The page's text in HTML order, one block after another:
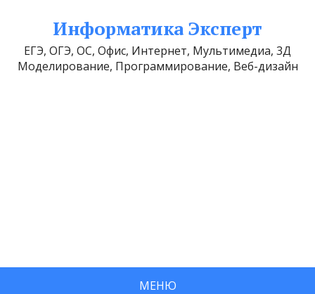
Информатика Эксперт
ЕГЭ, ОГЭ, ОС, Офис, Интернет, Мультимедиа, 3Д
Моделирование, Программирование, Веб-дизайн
МЕНЮ